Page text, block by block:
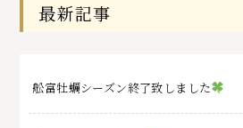
最新記事
舩富牡蠣シーズン終了致しました